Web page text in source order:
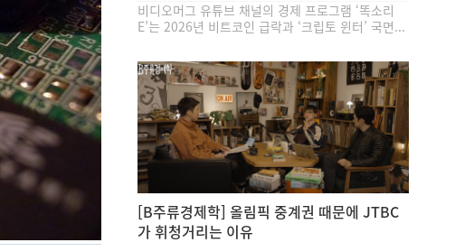
비디오머그 유튜브 채널의 경제 프로그램 ‘똑소리
E’는 2026년 비트코인 급락과 ‘크립토 윈터’ 국면...
[B주류경제학] 올림픽 중계권 때문에 JTBC
가 휘청거리는 이유